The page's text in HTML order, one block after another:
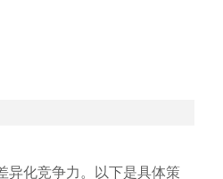
异化竞争力。以下是具体策